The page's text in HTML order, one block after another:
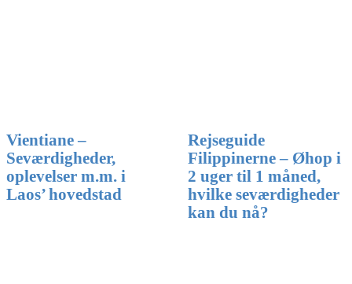
Vientiane –
Seværdigheder,
oplevelser m.m. i
Laos’ hovedstad
Rejseguide
Filippinerne – Øhop i
2 uger til 1 måned,
hvilke seværdigheder
kan du nå?